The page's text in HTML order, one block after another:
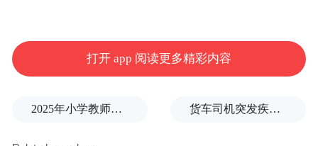
打开 app 阅读更多精彩内容
2025年小学教师减少13.19万 货车司机突发疾病晕倒车轮边，陌生同行第一时间发现并救助